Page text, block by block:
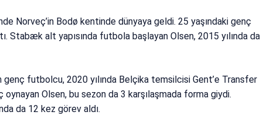
Norveç’in Bodø kentinde dünyaya geldi. 25 yaşındaki genç
Stabæk alt yapısında futbola başlayan Olsen, 2015 yılında da
futbolcu, 2020 yılında Belçika temsilcisi Gent’e Transfer
Olsen, bu sezon da 3 karşılaşmada forma giydi.
da 12 kez görev aldı.